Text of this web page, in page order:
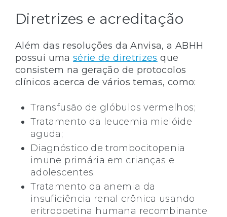
Diretrizes e acreditação
Além das resoluções da Anvisa, a ABHH
possui uma série de diretrizes que
consistem na geração de protocolos
clínicos acerca de vários temas, como:
Transfusão de glóbulos vermelhos;
Tratamento da leucemia mielóide
aguda;
Diagnóstico de trombocitopenia
imune primária em crianças e
adolescentes;
Tratamento da anemia da
insuficiência renal crônica usando
eritropoetina humana recombinante.